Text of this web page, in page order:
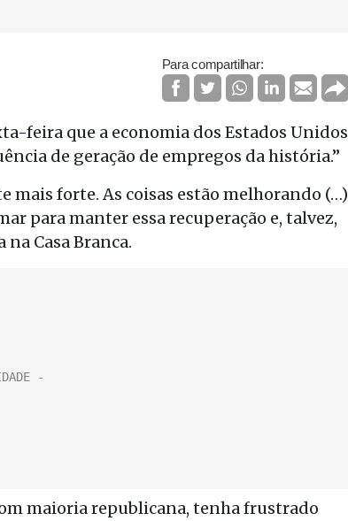
Para compartilhar:
feira que a economia dos Estados Unidos
de geração de empregos da história.”
mais forte. As coisas estão melhorando (…)
para manter essa recuperação e, talvez,
Casa Branca.
maioria republicana, tenha frustrado